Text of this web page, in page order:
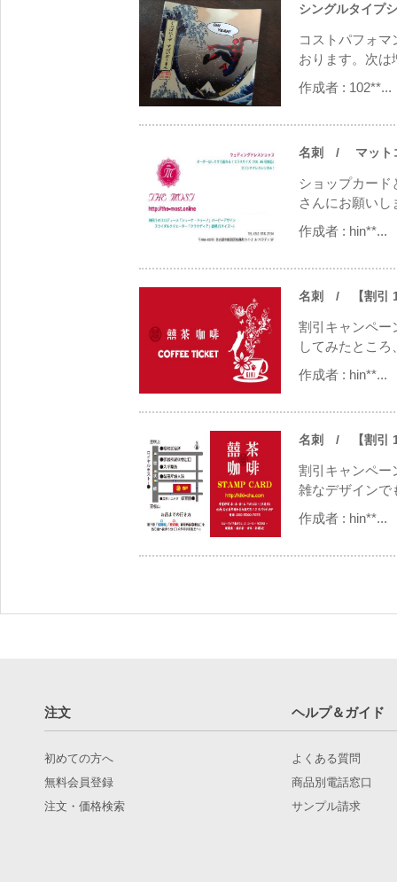
シングルタイプ
コストパフォ
おります。次は
作成者 : 102**...
名刺 / マットコ
ショップカード
さんにお願い
作成者 : hin**...
名刺 / 【割引
割引キャンペー
してみたとこ
作成者 : hin**...
名刺 / 【割引
割引キャンペー
雑なデザインで
作成者 : hin**...
注文 ヘルプ＆ガイド
初めての方へ
無料会員登録
注文・価格検索
よくある質問
商品別電話窓口
サンプル請求